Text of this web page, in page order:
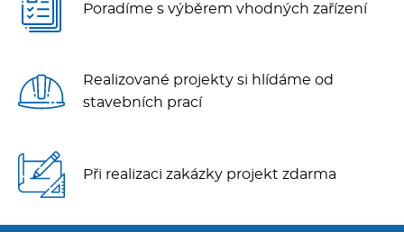
Řeznické stroje
Poradíme s výběrem vhodných zařízení
Realizované projekty si hlídáme od
stavebních prací
Při realizaci zakázky projekt zdarma